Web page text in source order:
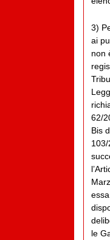
3)
ai
non
62/
Bis
le